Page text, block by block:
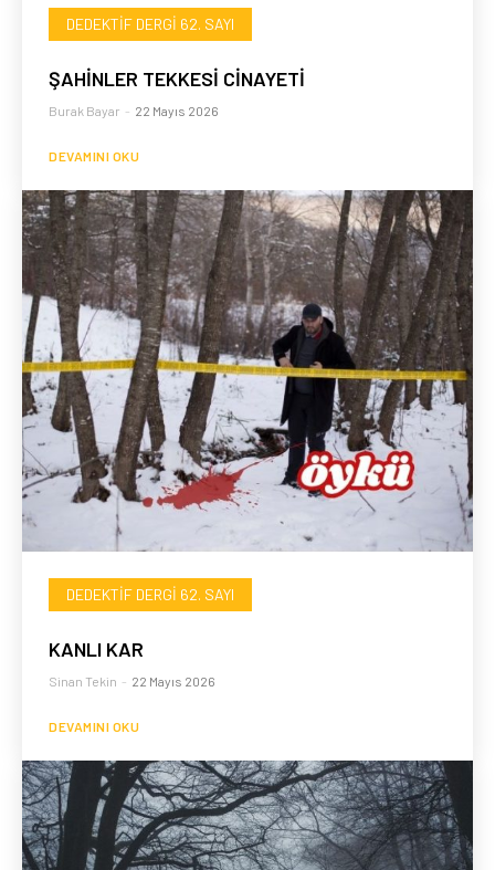
DEDEKTIF DERGI 62. SAYI
ŞAHİNLER TEKKESİ CİNAYETİ
Burak Bayar - 22 Mayıs 2026
DEVAMINI OKU
DEDEKTIF DERGI 62. SAYI
KANLI KAR
Sinan Tekin - 22 Mayıs 2026
DEVAMINI OKU